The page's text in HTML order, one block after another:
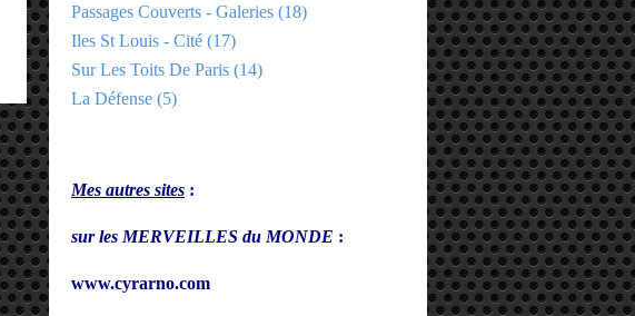
Passages Couverts - Galeries (18)
Iles St Louis - Cité (17)
Sur Les Toits De Paris (14)
La Défense (5)
Mes autres sites :
sur les MERVEILLES du MONDE :
www.cyrarno.com